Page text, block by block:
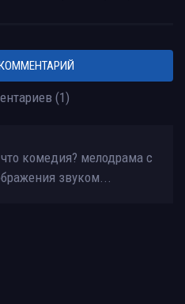
(1)
комедия? мелодрама с
звуком...